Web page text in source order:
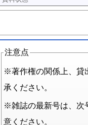
注意点
※著作権の関係上、貸
承ください。
※雑誌の最新号は、次
意ください。